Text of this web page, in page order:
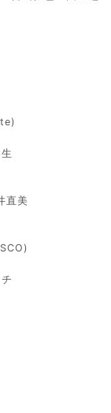
直美